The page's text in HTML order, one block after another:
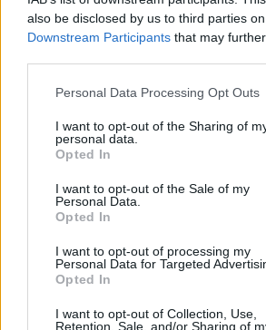
also be disclosed by us to third parties
Downstream Participants that may
Please note that this website/app uses
not limited to your visit or usage
grant or deny consent to Google and its
use your data for below specified
consent section.
Personal Data Processing Opt Outs
I want to opt-out of the Sharing of
personal data.
Opted In
I want to opt-out of the Sale of my
Personal Data.
Opted In
I want to opt-out of processing my
Personal Data for Targeted
Opted In
I want to opt-out of Collection, Use,
Retention, Sale, and/or Sharing of
volt arra, hogy a problémáik
visszaigazolást nyerjenek, és a
görög tragédiák formavilágát
azt egy görög tragédiában
versformát is használ, látszik,
Annak kapcsán, hogy aSzögi
gondolkodik, mivel az ő
színrevitelhez,
a próbaidőszak felén, mikor